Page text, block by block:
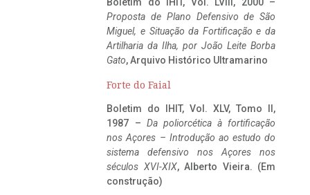
Boletim do IHIT, Vol. LVIII, 2000 –
Proposta de Plano Defensivo de São
Miguel, e Situação da Fortificação e da
Artilharia da Ilha, por João Leite Borba
Gato, Arquivo Histórico Ultramarino
Forte do Faial
Boletim do IHIT, Vol. XLV, Tomo II,
1987 – Da poliorcética à fortificação
nos Açores – Introdução ao estudo do
sistema defensivo nos Açores nos
séculos XVI-XIX, Alberto Vieira. (Em
construção)